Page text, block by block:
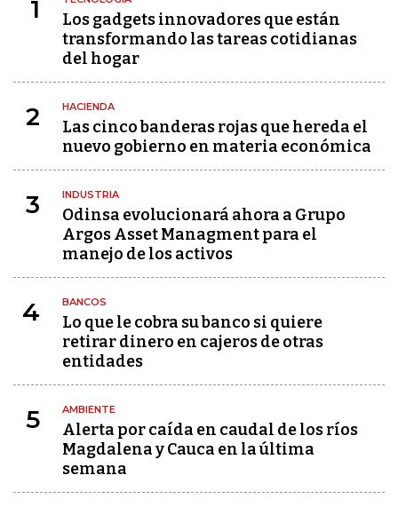
1
Los gadgets innovadores que están
transformando las tareas cotidianas
del hogar
2 HACIENDA
Las cinco banderas rojas que hereda el
nuevo gobierno en materia económica
3 INDUSTRIA
Odinsa evolucionará ahora a Grupo
Argos Asset Managment para el
manejo de los activos
4 BANCOS
Lo que le cobra su banco si quiere
retirar dinero en cajeros de otras
entidades
5 AMBIENTE
Alerta por caída en caudal de los ríos
Magdalena y Cauca en la última
semana